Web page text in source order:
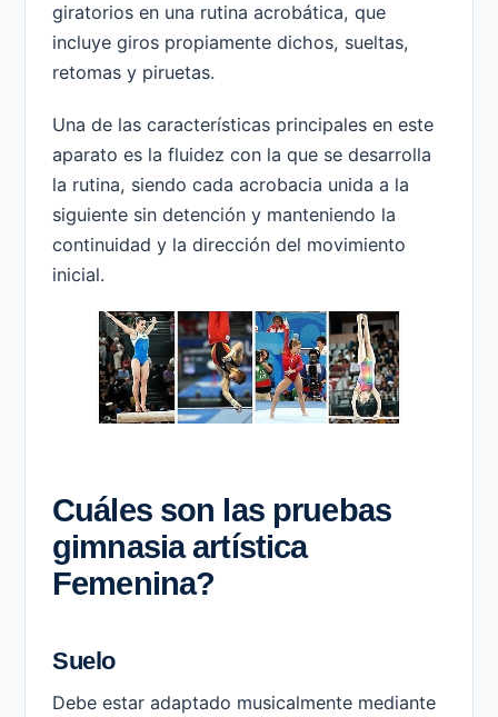
giratorios en una rutina acrobática, que
incluye giros propiamente dichos, sueltas,
retomas y piruetas.
Una de las características principales en este
aparato es la fluidez con la que se desarrolla
la rutina, siendo cada acrobacia unida a la
siguiente sin detención y manteniendo la
continuidad y la dirección del movimiento
inicial.
Cuáles son las pruebas
gimnasia artística
Femenina?
Suelo
Debe estar adaptado musicalmente mediante